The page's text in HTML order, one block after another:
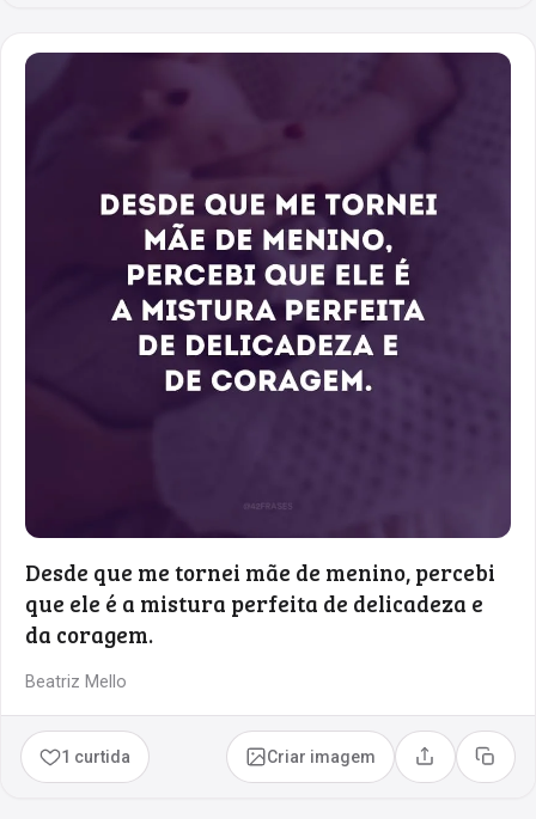
Desde que me tornei mãe de menino, percebi
que ele é a mistura perfeita de delicadeza e
da coragem.
Beatriz Mello
1 curtida Criar imagem Compartilhar
Copiar